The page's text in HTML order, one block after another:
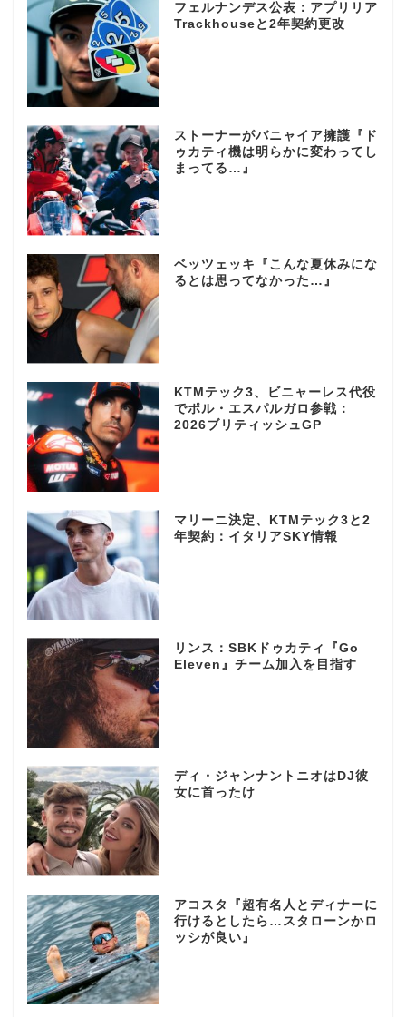
フェルナンデス公表：アプリリア
Trackhouseと2年契約更改
ストーナーがバニャイア擁護『ド
ゥカティ機は明らかに変わってし
まってる…』
ベッツェッキ『こんな夏休みにな
るとは思ってなかった…』
KTMテック3、ビニャーレス代役
でポル・エスパルガロ参戦：
2026ブリティッシュGP
マリーニ決定、KTMテック3と2
年契約：イタリアSKY情報
リンス：SBKドゥカティ『Go
Eleven』チーム加入を目指す
ディ・ジャンナントニオはDJ彼
女に首ったけ
アコスタ『超有名人とディナーに
行けるとしたら…スタローンかロ
ッシが良い』